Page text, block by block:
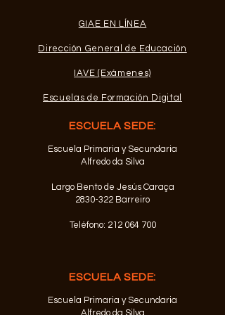
GIAE EN LÍNEA
Dirección General de Educación
IAVE (Exámenes)
Escuelas de Formación Digital
ESCUELA SEDE:
Escuela Primaria y Secundaria
Alfredo da Silva
Largo Bento de Jesús Caraça
2830-322 Barreiro
Teléfono: 212 064 700
ESCUELA SEDE:
Escuela Primaria y Secundaria
Alfredo da Silva